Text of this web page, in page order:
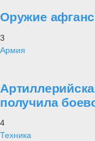
Оружие
3
Армия
получила
4
Техника